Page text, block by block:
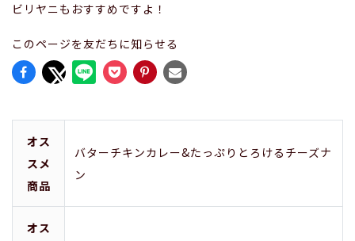
ビリヤニもおすすめですよ！
このページを友だちに知らせる
オス
スメ
商品
バターチキンカレー&たっぷりとろけるチーズナ
ン
オス